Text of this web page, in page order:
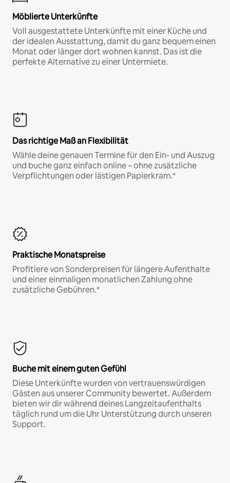
Möblierte Unterkünfte
Voll ausgestattete Unterkünfte mit einer Küche und
der idealen Ausstattung, damit du ganz bequem einen
Monat oder länger dort wohnen kannst. Das ist die
perfekte Alternative zu einer Untermiete.
Das richtige Maß an Flexibilität
Wähle deine genauen Termine für den Ein- und Auszug
und buche ganz einfach online – ohne zusätzliche
Verpflichtungen oder lästigen Papierkram.*
Praktische Monatspreise
Profitiere von Sonderpreisen für längere Aufenthalte
und einer einmaligen monatlichen Zahlung ohne
zusätzliche Gebühren.*
Buche mit einem guten Gefühl
Diese Unterkünfte wurden von vertrauenswürdigen
Gästen aus unserer Community bewertet. Außerdem
bieten wir dir während deines Langzeitaufenthalts
täglich rund um die Uhr Unterstützung durch unseren
Support.